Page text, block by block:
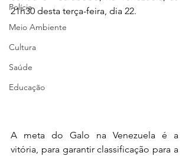
Polícia
Meio Ambiente
Cultura
Saúde
Educação
21h30 desta terça-feira, dia 22.
A meta do Galo na Venezuela é a
vitória, para garantir classificação para a